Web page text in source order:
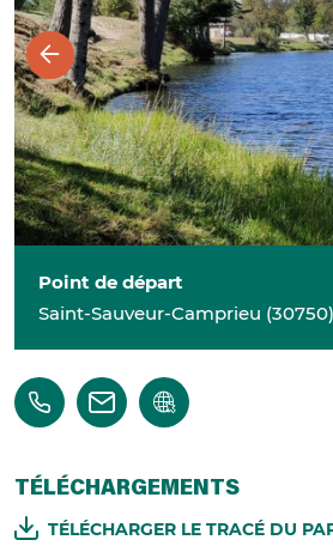
Point de départ
Saint-Sauveur-Camprieu (30750)
TÉLÉCHARGEMENTS
TÉLÉCHARGER LE TRACÉ DU